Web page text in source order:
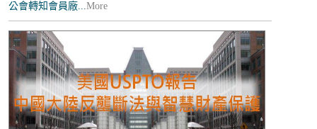
公會轉知會員廠...More